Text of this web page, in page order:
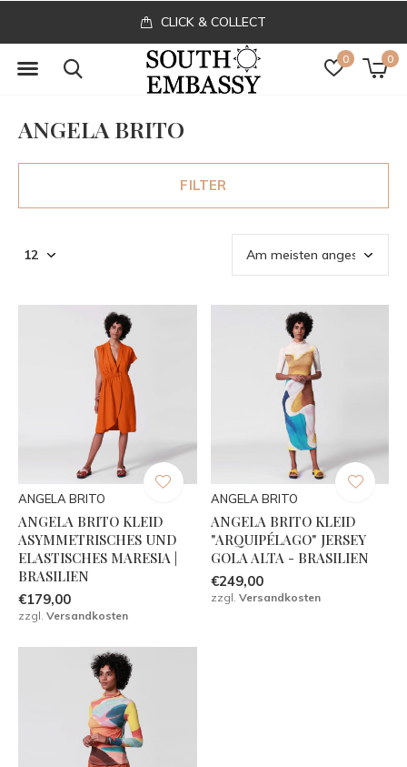
0 0
CLICK & COLLECT
ANGELA BRITO
FILTER
ANGELA BRITO
ANGELA BRITO KLEID
ASYMMETRISCHES UND
ELASTISCHES MARESIA |
BRASILIEN
€179,00
zzgl. Versandkosten
ANGELA BRITO
ANGELA BRITO KLEID
"ARQUIPÉLAGO" JERSEY
GOLA ALTA - BRASILIEN
€249,00
zzgl. Versandkosten